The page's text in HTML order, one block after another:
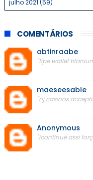
COMENTÁRIOS
abtinraabe
"tipe wallet
maeseesable
"nj casinos
Anonymous
"icontinue assi